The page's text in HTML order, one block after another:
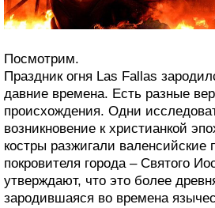
Посмотрим.
Праздник огня Las Fallas
давние времена. Есть разные
происхождения. Одни
возникновение к христианкой
костры разжигали валенсийские
покровителя города – Святого
утверждают, что это более
зародившаяся во времена